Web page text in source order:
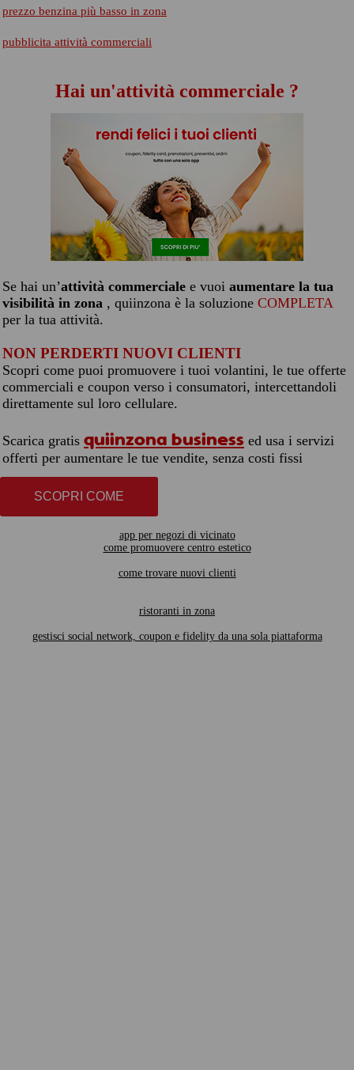
prezzo benzina più basso in zona
pubblicita attività commerciali
Hai un'attività commerciale ?
Se hai un’attività commerciale e vuoi aumentare la tua
visibilità in zona , quiinzona è la soluzione COMPLETA
per la tua attività.
NON PERDERTI NUOVI CLIENTI
Scopri come puoi promuovere i tuoi volantini, le tue offerte
commerciali e coupon verso i consumatori, intercettandoli
direttamente sul loro cellulare.
Scarica gratis quiinzona business ed usa i servizi
offerti per aumentare le tue vendite, senza costi fissi
SCOPRI COME
app per negozi di vicinato
come promuovere centro estetico
come trovare nuovi clienti
ristoranti in zona
gestisci social network, coupon e fidelity da una sola piattaforma